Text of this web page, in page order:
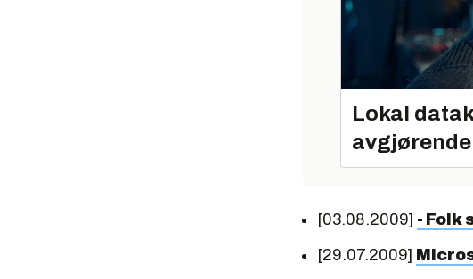
Lokal
[03.08.2009] - Folk
[29.07.2009]